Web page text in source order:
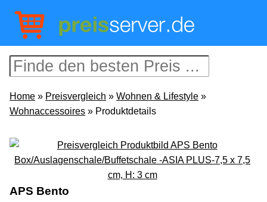
Home » Preisvergleich » Wohnen & Lifestyle »
Wohnaccessoires » Produktdetails
APS Bento